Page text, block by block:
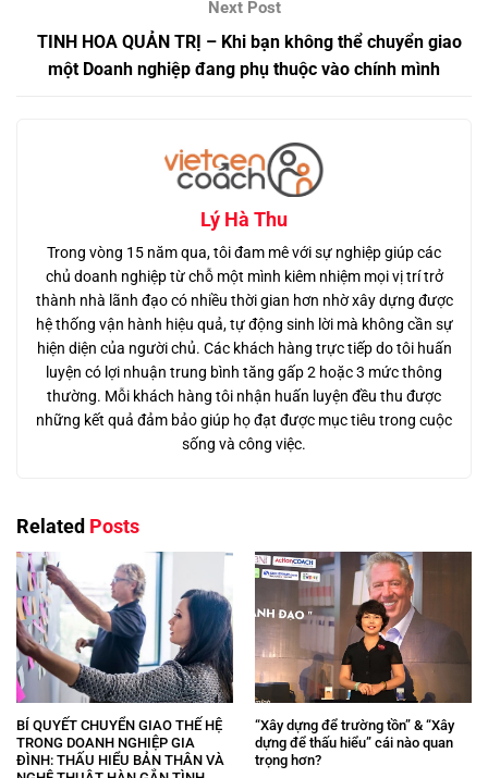
TINH HOA QUẢN TRỊ – Khi bạn không thể chuyển giao
một Doanh nghiệp đang phụ thuộc vào chính mình
Lý Hà Thu
Trong vòng 15 năm qua, tôi đam mê với sự nghiệp giúp các
chủ doanh nghiệp từ chỗ một mình kiêm nhiệm mọi vị trí trở
thành nhà lãnh đạo có nhiều thời gian hơn nhờ xây dựng được
hệ thống vận hành hiệu quả, tự động sinh lời mà không cần sự
hiện diện của người chủ. Các khách hàng trực tiếp do tôi huấn
luyện có lợi nhuận trung bình tăng gấp 2 hoặc 3 mức thông
thường. Mỗi khách hàng tôi nhận huấn luyện đều thu được
những kết quả đảm bảo giúp họ đạt được mục tiêu trong cuộc
sống và công việc.
Related Posts
BÍ QUYẾT CHUYỂN GIAO THẾ HỆ
TRONG DOANH NGHIỆP GIA
ĐÌNH: THẤU HIỂU BẢN THÂN VÀ
“Xây dựng để trường tồn” & “Xây
dựng để thấu hiểu” cái nào quan
trọng hơn?